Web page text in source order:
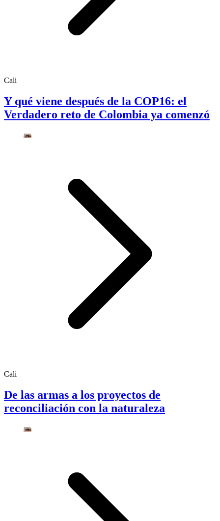
Cali
Y qué viene después de la COP16: el
Verdadero reto de Colombia ya comenzó
Cali
De las armas a los proyectos de
reconciliación con la naturaleza